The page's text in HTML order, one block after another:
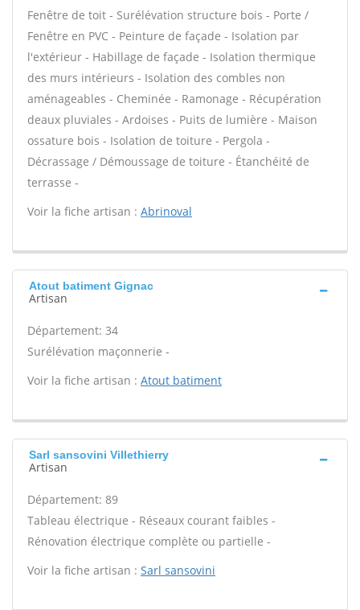
Fenêtre de toit - Surélévation structure bois - Porte /
Fenêtre en PVC - Peinture de façade - Isolation par
l'extérieur - Habillage de façade - Isolation thermique
des murs intérieurs - Isolation des combles non
aménageables - Cheminée - Ramonage - Récupération
deaux pluviales - Ardoises - Puits de lumière - Maison
ossature bois - Isolation de toiture - Pergola -
Décrassage / Démoussage de toiture - Étanchéité de
terrasse -
Voir la fiche artisan : Abrinoval
Atout batiment Gignac
Artisan
Département: 34
Surélévation maçonnerie -
Voir la fiche artisan : Atout batiment
Sarl sansovini Villethierry
Artisan
Département: 89
Tableau électrique - Réseaux courant faibles -
Rénovation électrique complète ou partielle -
Voir la fiche artisan : Sarl sansovini